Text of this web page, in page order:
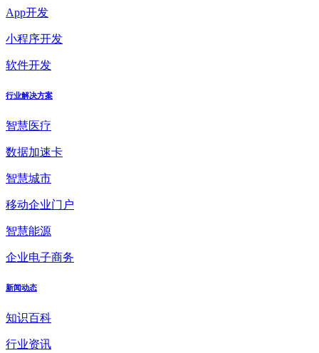
App开发
小程序开发
软件开发
行业解决方案
智慧医疗
数据加速卡
智慧城市
移动企业门户
智慧能源
企业电子商务
新闻动态
知识百科
行业资讯